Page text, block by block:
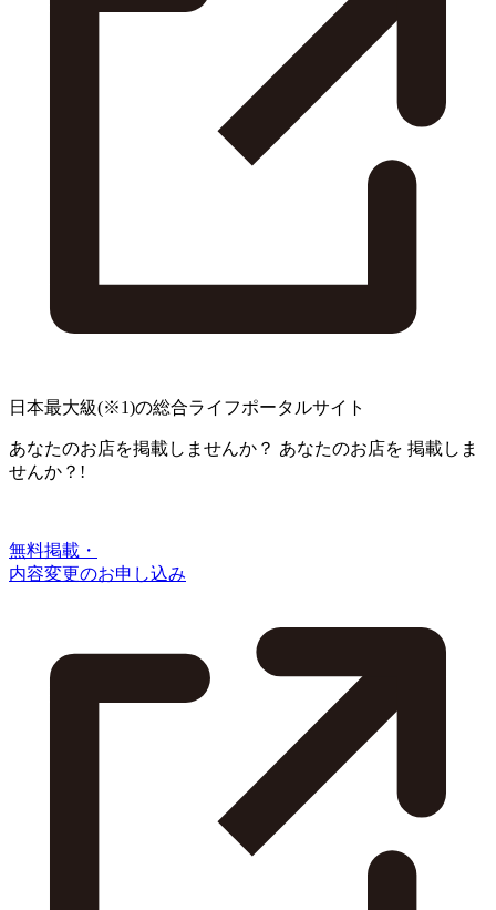
日本最大級(※1)の総合ライフポータルサイト
あなたのお店を掲載しませんか？ あなたのお店を 掲載しま
せんか？!
無料掲載・
内容変更のお申し込み